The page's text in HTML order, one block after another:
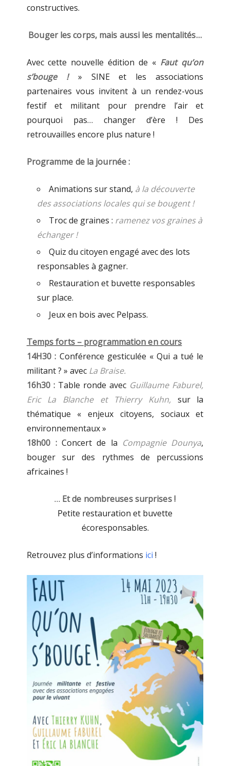
constructives.
Bouger les corps, mais aussi les mentalités…
Avec cette nouvelle édition de « Faut qu’on
s’bouge ! » SINE et les associations
partenaires vous invitent à un rendez-vous
festif et militant pour prendre l’air et
pourquoi pas… changer d’ère ! Des
retrouvailles encore plus nature !
Programme de la journée :
Animations sur stand, à la découverte
des associations locales qui se bougent !
Troc de graines : ramenez vos graines à
échanger !
Quiz du citoyen engagé avec des lots
responsables à gagner.
Restauration et buvette responsables
sur place.
Jeux en bois avec Pelpass.
Temps forts – programmation en cours
14H30 : Conférence gesticulée « Qui a tué le
militant ? » avec La Braise.
16h30 : Table ronde avec Guillaume Faburel,
Eric La Blanche et Thierry Kuhn, sur la
thématique « enjeux citoyens, sociaux et
environnementaux »
18h00 :Concert de la Compagnie Dounya,
bouger sur des rythmes de percussions
africaines !
… Et de nombreuses surprises !
Petite restauration et buvette
écoresponsables.
Retrouvez plus d’informations ici !